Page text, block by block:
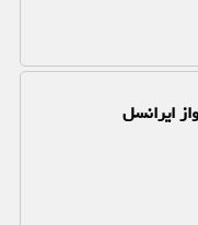
ایرانسل